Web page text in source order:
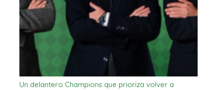
Un delantero Champions que prioriza volver a